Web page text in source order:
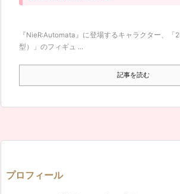
『NieR:Automata』に登場するキャラクター、「
型）」のフィギュ ...
記事を読む
プロフィール